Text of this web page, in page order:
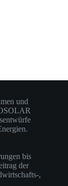
und
bis
der
,